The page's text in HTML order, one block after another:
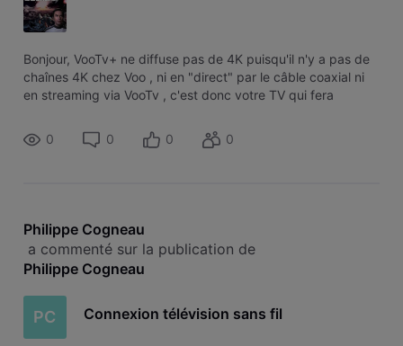
Bonjour, VooTv+ ne diffuse pas de 4K puisqu'il n'y a pas de
chaînes 4K chez Voo , ni en "direct" par le câble coaxial ni
en streaming via VooTv , c'est donc votre TV qui fera
tenez co
0 0 0 0
Philippe Cogneau
a commenté sur la publication de
Philippe Cogneau
PC Connexion télévision sans fil